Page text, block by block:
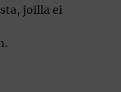
joilla ei